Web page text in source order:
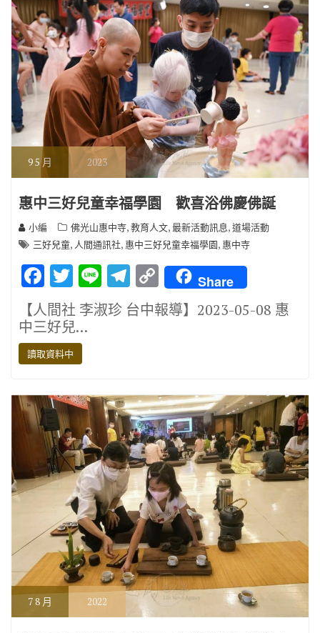
95 月 2023
惠中三好兒童幸福學園 歡喜浴佛慶佛誕
小編 佛光山惠中寺,教育人文,最新活動訊息,道場活動
三好兒童, 人間通訊社, 惠中三好兒童幸福學園, 惠中寺
F
ac
e
b
o
o
k
T
w
it
te
r
Li
n
e
T
el
e
m
C
o
p
n
k
Share
【人間社 李淑珍 台中報導】2023-05-08 惠
中三好兒…
讀取資料中
78 月 2022